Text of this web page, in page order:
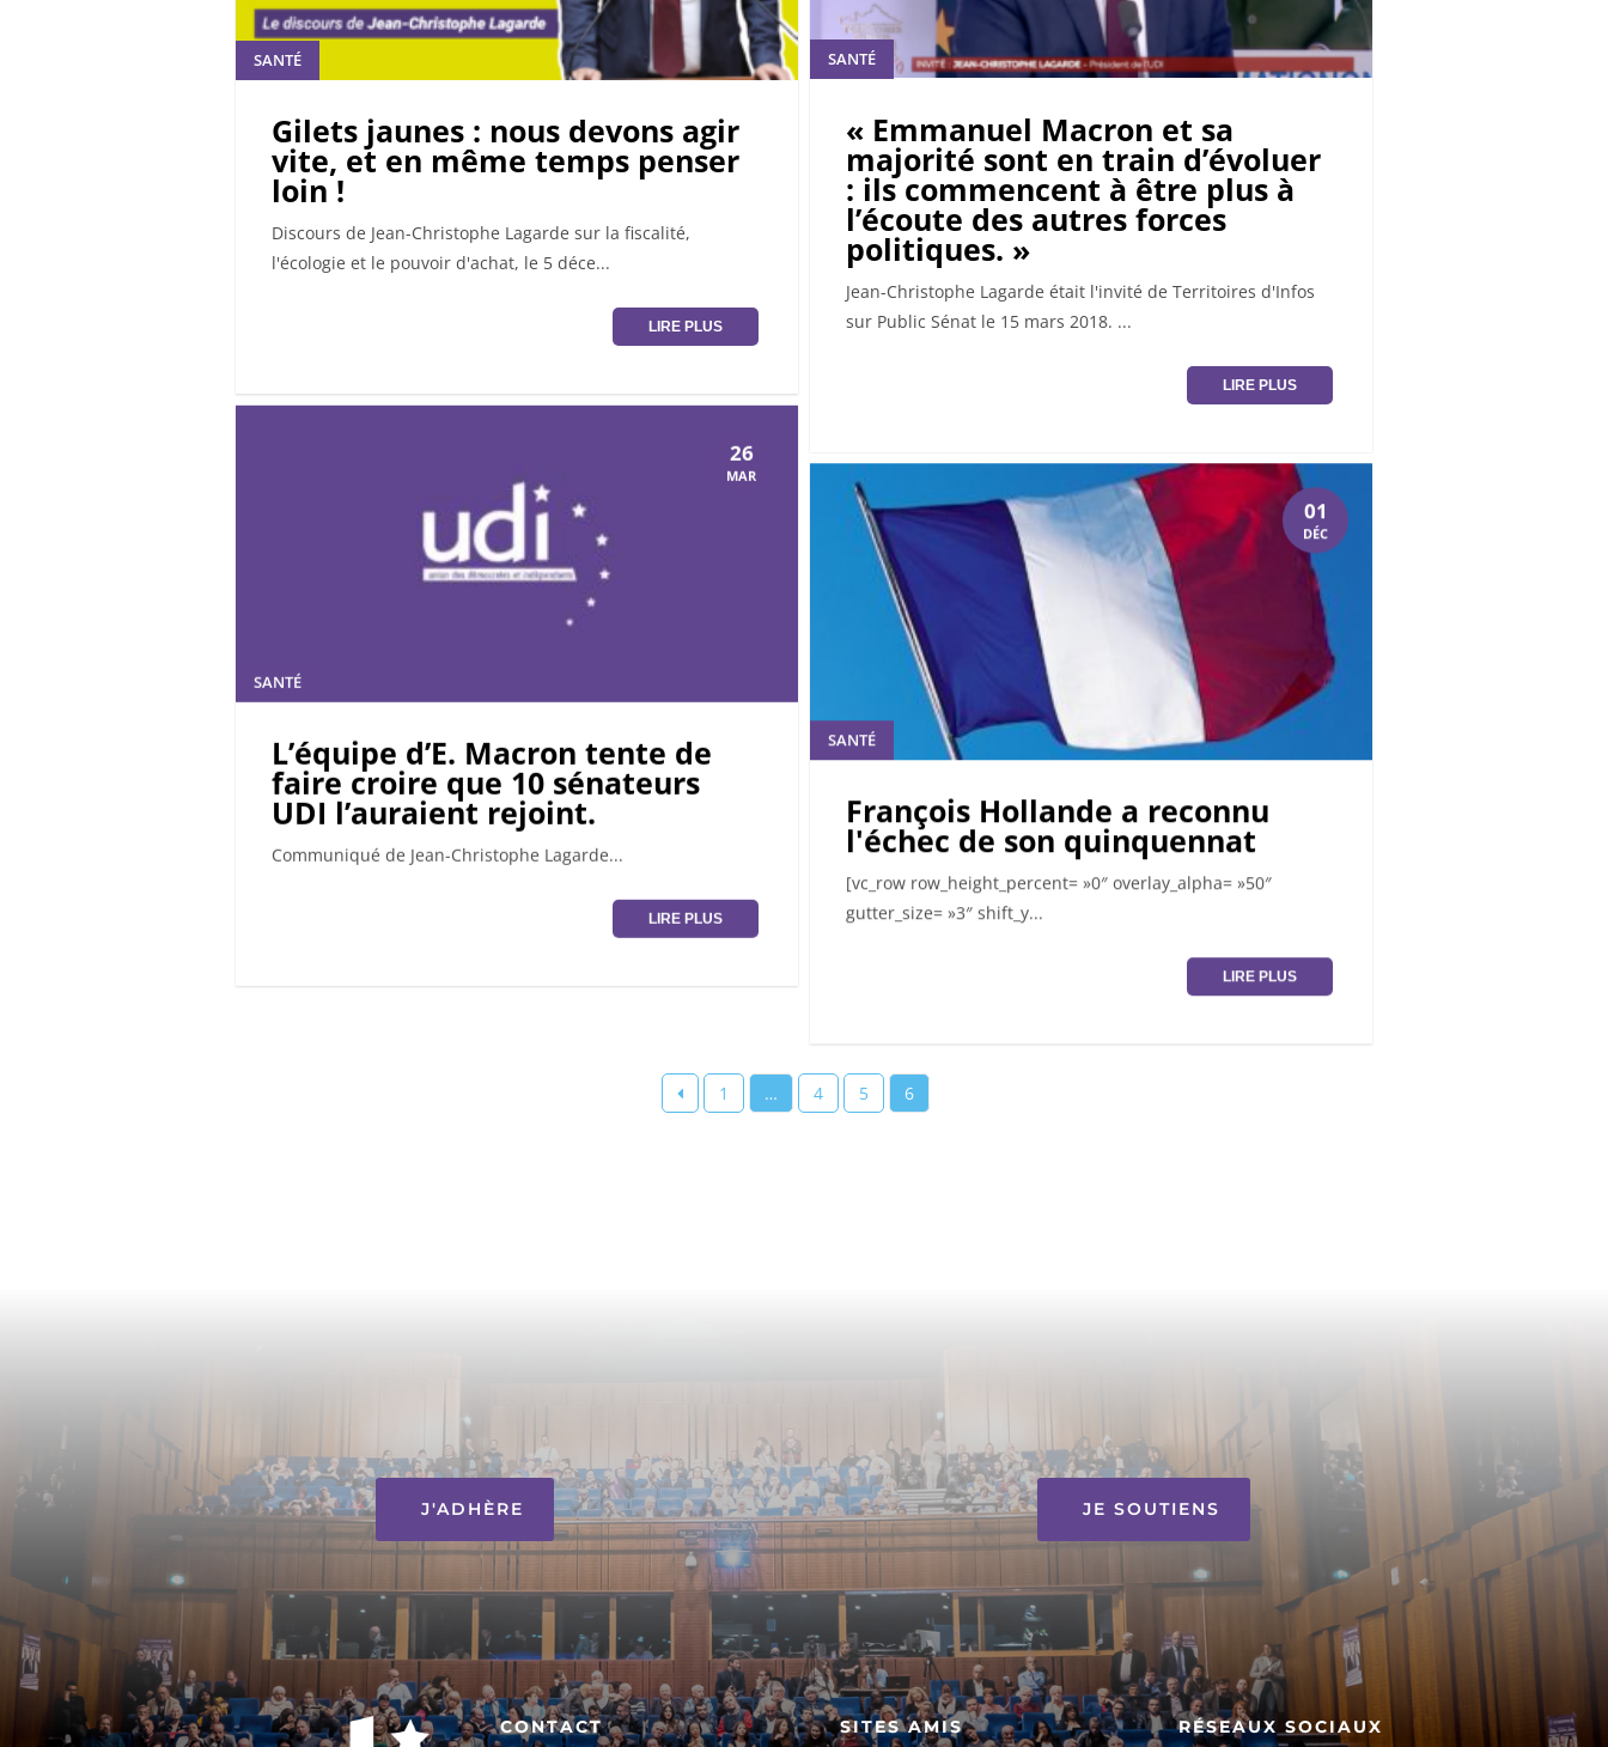
SANTÉ
Gilets jaunes : nous devons agir
vite, et en même temps penser
loin !
Discours de Jean-Christophe Lagarde sur la fiscalité,
l'écologie et le pouvoir d'achat, le 5 déce...
LIRE PLUS
SANTÉ
« Emmanuel Macron et sa
majorité sont en train d’évoluer
: ils commencent à être plus à
l’écoute des autres forces
politiques. »
Jean-Christophe Lagarde était l'invité de Territoires d'Infos
sur Public Sénat le 15 mars 2018. ...
LIRE PLUS
26
MAR
SANTÉ
L’équipe d’E. Macron tente de
faire croire que 10 sénateurs
UDI l’auraient rejoint.
Communiqué de Jean-Christophe Lagarde...
LIRE PLUS
01
DÉC
SANTÉ
François Hollande a reconnu
l'échec de son quinquennat
[vc_row row_height_percent= »0″ overlay_alpha= »50″
gutter_size= »3″ shift_y...
LIRE PLUS
1 … 4 5 6
J'ADHÈRE JE SOUTIENS
CONTACT SITES AMIS RÉSEAUX SOCIAUX